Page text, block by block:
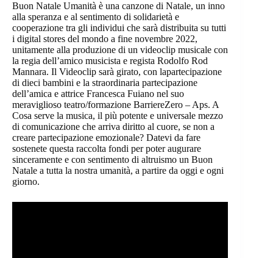
Buon Natale Umanità è una canzone di Natale, un inno
alla speranza e al sentimento di solidarietà e
cooperazione tra gli individui che sarà distribuita su tutti
i digital stores del mondo a fine novembre 2022,
unitamente alla produzione di un videoclip musicale con
la regia dell’amico musicista e regista Rodolfo Rod
Mannara. Il Videoclip sarà girato, con lapartecipazione
di dieci bambini e la straordinaria partecipazione
dell’amica e attrice Francesca Fuiano nel suo
meraviglioso teatro/formazione BarriereZero – Aps. A
Cosa serve la musica, il più potente e universale mezzo
di comunicazione che arriva diritto al cuore, se non a
creare partecipazione emozionale? Datevi da fare
sostenete questa raccolta fondi per poter augurare
sinceramente e con sentimento di altruismo un Buon
Natale a tutta la nostra umanità, a partire da oggi e ogni
giorno.